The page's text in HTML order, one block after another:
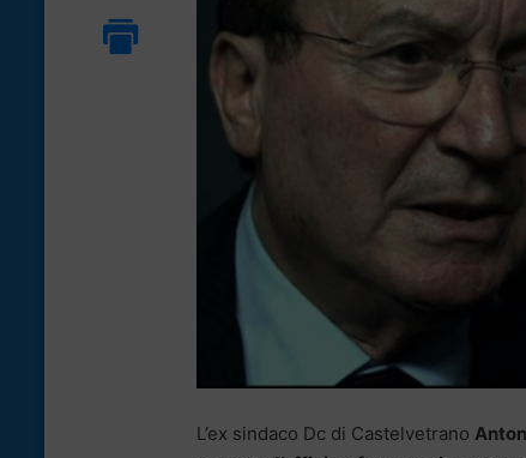
L’ex sindaco Dc di Castelvetrano